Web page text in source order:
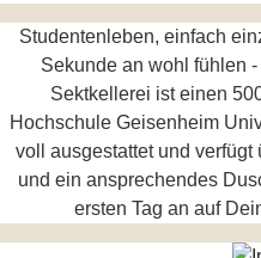
Studentenleben, einfach
Sekunde an wohl fühlen
Sektkellerei ist einen
Hochschule Geisenheim
voll ausgestattet und
und ein ansprechendes
ersten Tag an auf